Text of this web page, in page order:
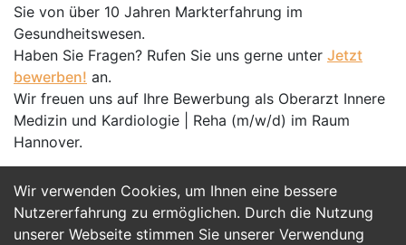
Wir verwenden Cookies, um Ihnen eine bessere
Nutzererfahrung zu ermöglichen. Durch die Nutzung
unserer Webseite stimmen Sie unserer Verwendung
Sie von über 10 Jahren Markterfahrung im
Gesundheitswesen.
Haben Sie Fragen? Rufen Sie uns gerne unter Jetzt
bewerben! an.
Wir freuen uns auf Ihre Bewerbung als Oberarzt Innere
Medizin und Kardiologie | Reha (m/w/d) im Raum
Hannover.
Jetzt Bewerben